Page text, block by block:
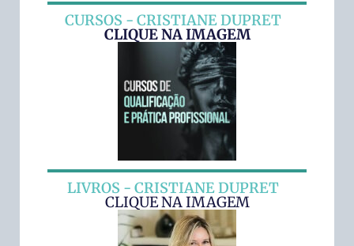
CURSOS - CRISTIANE DUPRET
CLIQUE NA IMAGEM
LIVROS - CRISTIANE DUPRET
CLIQUE NA IMAGEM